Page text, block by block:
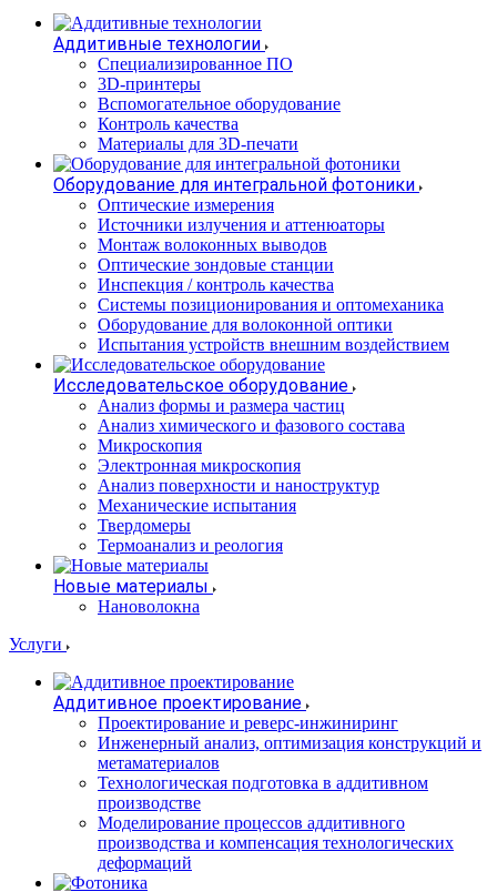
Аддитивные технологии
Специализированное ПО
3D-принтеры
Вспомогательное оборудование
Контроль качества
Материалы для 3D-печати
Оборудование для интегральной фотоники
Оптические измерения
Источники излучения и аттенюаторы
Монтаж волоконных выводов
Оптические зондовые станции
Инспекция / контроль качества
Системы позиционирования и оптомеханика
Оборудование для волоконной оптики
Испытания устройств внешним воздействием
Исследовательское оборудование
Анализ формы и размера частиц
Анализ химического и фазового состава
Микроскопия
Электронная микроскопия
Анализ поверхности и наноструктур
Механические испытания
Твердомеры
Термоанализ и реология
Новые материалы
Нановолокна
Услуги
Аддитивное проектирование
Проектирование и реверс-инжиниринг
Инженерный анализ, оптимизация конструкций и
метаматериалов
Технологическая подготовка в аддитивном
производстве
Моделирование процессов аддитивного
производства и компенсация технологических
деформаций